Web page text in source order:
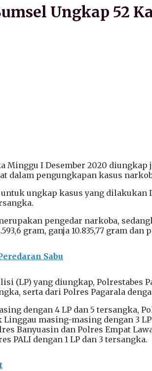
Ungkap 52
Minggu I Desember 2020
dalam pengungkapan kasus
ungkap kasus yang
pengedar narkoba,
gram, ganja 10.835,77 gram
Sabu
(LP) yang diungkap, Polrestabes
serta dari Polres Pagarala
dengan 4 LP dan 5 tersangka,
masing-masing dengan 3
Banyuasin dan Polres Empat
PALI dengan 1 LP dan 3 tersangka.